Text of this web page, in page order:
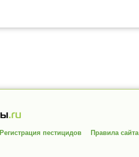
Регистрация пестицидов Правила сайта